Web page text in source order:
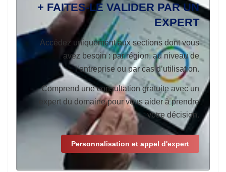
+ FAITES-LE VALIDER PAR UN
EXPERT
Accédez uniquement aux sections dont vous
avez besoin : par région, au niveau de
l’entreprise ou par cas d’utilisation.
Comprend une consultation gratuite avec un
expert du domaine pour vous aider à prendre
votre décision.
Personnalisation et appel d'expert